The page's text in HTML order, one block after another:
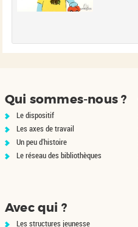
Qui sommes-nous ?
Le dispositif
Les axes de travail
Un peu d'histoire
Le réseau des bibliothèques
Avec qui ?
Les structures jeunesse